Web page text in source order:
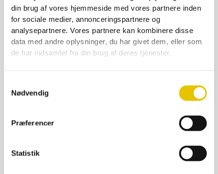
din brug af vores hjemmeside med vores partnere inden
for sociale medier, annonceringspartnere og
analysepartnere. Vores partnere kan kombinere disse
data med andre oplysninger, du har givet dem, eller som
de har indsamlet fra din brug af deres tjenester.
Nødvendig
Præferencer
Statistik
SE DETALJER